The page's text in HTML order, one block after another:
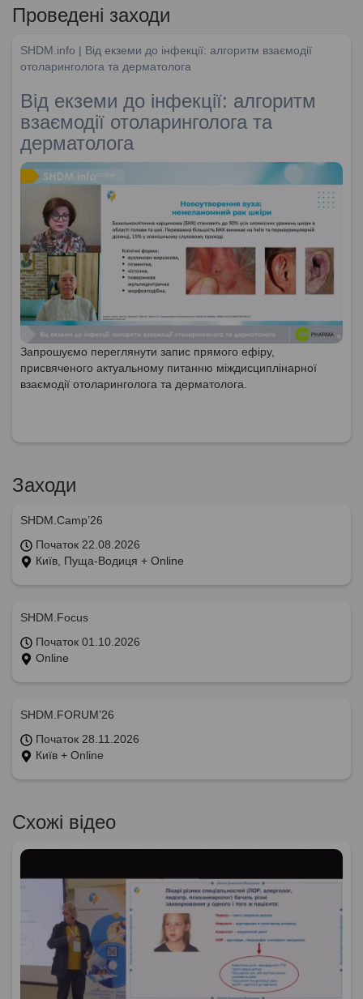
Проведені заходи
SHDM.info | Від екземи до інфекції: алгоритм взаємодії
отоларинголога та дерматолога
Від екземи до інфекції: алгоритм
взаємодії отоларинголога та
дерматолога
Запрошуємо переглянути запис прямого ефіру,
присвяченого актуальному питанню міждисциплінарної
взаємодії отоларинголога та дерматолога.
Заходи
SHDM.Camp’26
Початок 22.08.2026
Київ, Пуща-Водиця + Online
SHDM.Focus
Початок 01.10.2026
Online
SHDM.FORUM’26
Початок 28.11.2026
Київ + Online
Схожі відео